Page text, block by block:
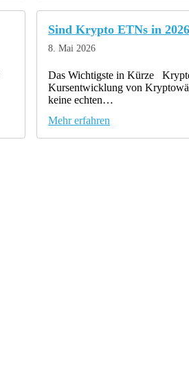
Sind Krypto ETNs in
8. Mai 2026
Das Wichtigste in Kürze
Kursentwicklung von
keine echten…
Mehr erfahren